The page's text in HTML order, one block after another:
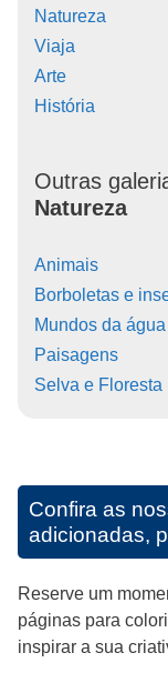
Natureza
Viaja
Arte
História
Outras
Natureza
Animais
Borboletas e
Mundos da água
Paisagens
Selva e Floresta
Confira as
adicionadas,
Reserve um
páginas para
inspirar a sua